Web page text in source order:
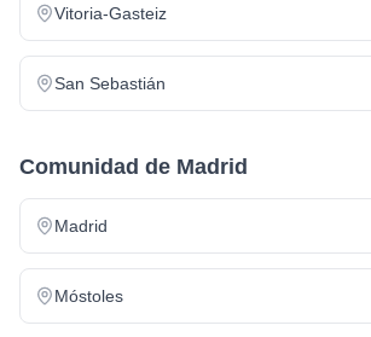
Vitoria-Gasteiz
San Sebastián
Comunidad de Madrid
Madrid
Móstoles